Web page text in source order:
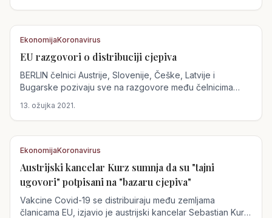
EkonomijaKoronavirus
EU razgovori o distribuciji cjepiva
BERLIN čelnici Austrije, Slovenije, Češke, Latvije i
Bugarske pozivaju sve na razgovore među čelnicima
13. ožujka 2021.
Austrija
EkonomijaKoronavirus
Austrijski kancelar Kurz sumnja da su "tajni
ugovori" potpisani na "bazaru cjepiva"
Vakcine Covid-19 se distribuiraju među zemljama
članicama EU, izjavio je austrijski kancelar Sebastian Kurz,